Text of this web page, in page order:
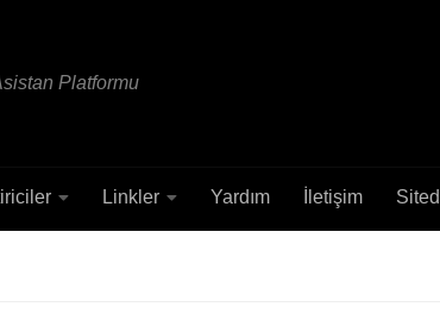
Platformu
Linkler Yardım İletişim